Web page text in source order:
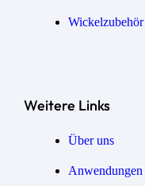
Wickel­zubehör
Weitere Links
Über uns
Anwendungen